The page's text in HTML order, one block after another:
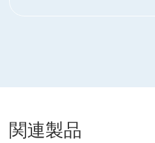
関連製品